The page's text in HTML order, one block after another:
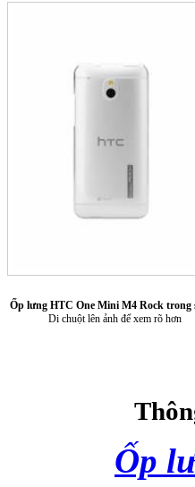
Ốp lưng HTC One Mini M4 Rock trong
Di chuột lên ảnh để xem rõ hơn
Ốp